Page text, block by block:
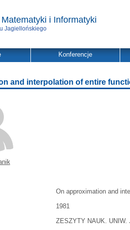
Matematyki i Informatyki
Jagiellońskiego
Konferencje
and interpolation of entire
On approximation and
1981
ZESZYTY NAUK. UNIW.